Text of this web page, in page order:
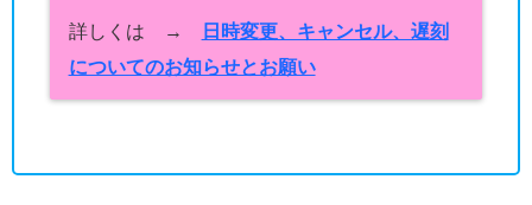
詳しくは →
日時変更、キャンセル、遅刻
についてのお知らせとお願い